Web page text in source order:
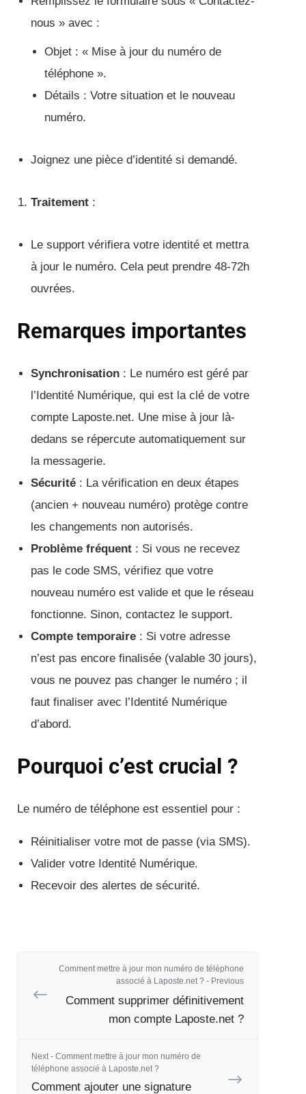
nous » avec :
Objet : « Mise à jour du numéro de
téléphone ».
Détails : Votre situation et le nouveau
numéro.
Joignez une pièce d’identité si demandé.
Traitement :
Le support vérifiera votre identité et mettra
à jour le numéro. Cela peut prendre 48-72h
ouvrées.
Remarques importantes
Synchronisation : Le numéro est géré par
l’Identité Numérique, qui est la clé de votre
compte Laposte.net. Une mise à jour là-
dedans se répercute automatiquement sur
la messagerie.
Sécurité : La vérification en deux étapes
(ancien + nouveau numéro) protège contre
les changements non autorisés.
Problème fréquent : Si vous ne recevez
pas le code SMS, vérifiez que votre
nouveau numéro est valide et que le réseau
fonctionne. Sinon, contactez le support.
Compte temporaire : Si votre adresse
n’est pas encore finalisée (valable 30 jours),
vous ne pouvez pas changer le numéro ; il
faut finaliser avec l’Identité Numérique
d’abord.
Pourquoi c’est crucial ?
Le numéro de téléphone est essentiel pour :
Réinitialiser votre mot de passe (via SMS).
Valider votre Identité Numérique.
Recevoir des alertes de sécurité.
Comment mettre à jour mon numéro de téléphone
associé à Laposte.net ? - Previous
Comment supprimer définitivement
mon compte Laposte.net ?
Next - Comment mettre à jour mon numéro de
téléphone associé à Laposte.net ?
Comment ajouter une signature